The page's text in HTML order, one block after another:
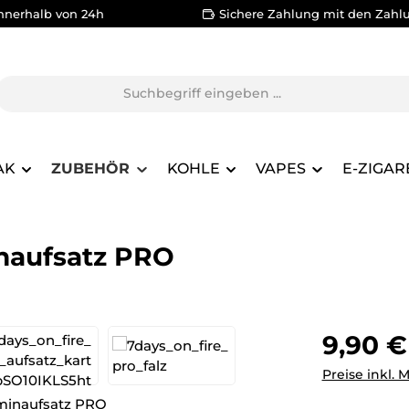
von 24h Sichere Zahlung mit den
ZUBEHÖR KOHLE VAPES E-
PRO
Regulärer
9,90 €
Preise inkl.